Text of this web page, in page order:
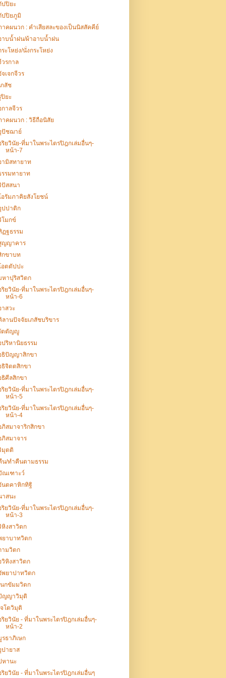
ปปิยะ
ปปิยภูมิ
าคผนวก : คำเสียสละของเป็นนิสสัคคีย์
าบน้ำฝน/ผ้าอาบน้ำฝน
ระโหย่ง/นั่งกระโหย่ง
วรกาล
จเจกจีวร
ภสัช
ปิยะ
กาลจีวร
าคผนวก : วิธีถือนิสัย
ปัชฌาย์
ริยวินัย-ที่มาในพระไตรปิฎกเล่มอื่นๆ-
หน้า-7
ามิสทายาท
รรมทายาท
ปัสสนา
อรัมภาคิยสังโยชน์
ปปาติก
โมกข์
ฏฐธรรม
ญญาคาร
กขาบท
อตตัปปะ
หาปุริสวิตก
ริยวินัย-ที่มาในพระไตรปิฎกเล่มอื่นๆ-
หน้า-6
าสวะ
ลานปัจจัยเภสัชบริขาร
ตตัญญู
ปริหานิยธรรม
ธิปัญญาสิกขา
ธิจิตตสิกขา
ธิศีลสิกขา
ริยวินัย-ที่มาในพระไตรปิฎกเล่มอื่นๆ-
หน้า-5
ริยวินัย-ที่มาในพระไตรปิฎกเล่มอื่นๆ-
หน้า-4
ภิสมาจาริกสิกขา
ภิสมาจาร
มุตติ
น/ทำคืนตามธรรม
ณเฑาะว์
นตคาหิกทิฐิ
าสนะ
ริยวินัย-ที่มาในพระไตรปิฎกเล่มอื่นๆ-
หน้า-3
หิงสาวิตก
ยาบาทวิตก
ามวิตก
วิหิงสาวิตก
พยาปาทวิตก
นกขัมมวิตก
ญญาวิมุติ
จโตวิมุติ
ริยวินัย - ที่มาในพระไตรปิฎกเล่มอื่นๆ-
หน้า-2
รธาภิเษก
ปายาส
หานะ
ริยวินัย - ที่มาในพระไตรปิฎกเล่มอื่นๆ